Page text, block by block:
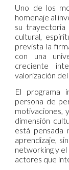
Uno de los
homenaje al
su trayectoria
cultural,
prevista la
con una
creciente
valorización
El programa
persona de
motivaciones,
dimensión
está pensada
aprendizaje,
networking y
actores que